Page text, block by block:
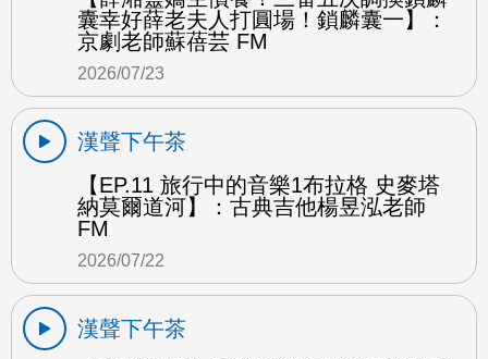
囊幸好薛老夫人打圓場！鎖麟囊一】：
京劇老師蘇蓓芸 FM
2026/07/23
漢聲下午茶
【EP.11 旅行中的音樂1布拉格 史麥塔
納莫爾道河】：古典吉他楊昱泓老師
FM
2026/07/22
漢聲下午茶